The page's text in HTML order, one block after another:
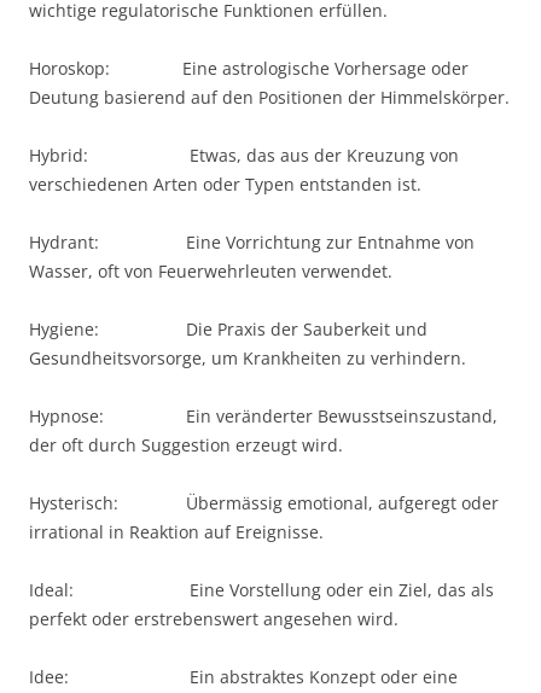
wichtige regulatorische Funktionen erfüllen.
Horoskop: Eine astrologische Vorhersage oder
Deutung basierend auf den Positionen der Himmelskörper.
Hybrid: Etwas, das aus der Kreuzung von
verschiedenen Arten oder Typen entstanden ist.
Hydrant: Eine Vorrichtung zur Entnahme von
Wasser, oft von Feuerwehrleuten verwendet.
Hygiene: Die Praxis der Sauberkeit und
Gesundheitsvorsorge, um Krankheiten zu verhindern.
Hypnose: Ein veränderter Bewusstseinszustand,
der oft durch Suggestion erzeugt wird.
Hysterisch: Übermässig emotional, aufgeregt oder
irrational in Reaktion auf Ereignisse.
Ideal: Eine Vorstellung oder ein Ziel, das als
perfekt oder erstrebenswert angesehen wird.
Idee: Ein abstraktes Konzept oder eine